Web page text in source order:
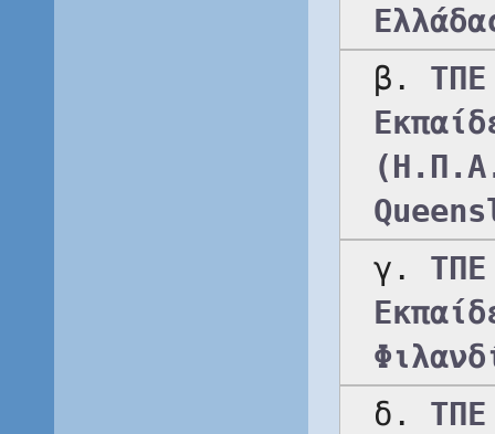
β.
γ.
δ.